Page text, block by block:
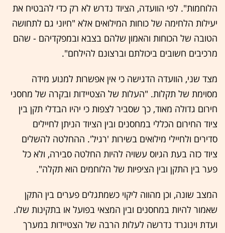
הלוחמות". לפי הוועדה, הציוד נדרש לא רק כדי להבטיח את
יעילות הלחימה של כוחות המילואים אלא "חיוני גם לתחושה
הטובה של הכוחות והאמון שלהם בצבא ובמפקדיהם - שהם
מרכיבים חשובים ביכולתם וברצונם להילחם".
מצד שני, הוועדה הדגישה כי אין אפשרות למנוע מידה
מסוימת של תקלות. "העלות של הצטיידות ובקרה של מחסני
חירום גדולה מאוד, כך שסביר לצפות כי יהיו הבדלי תקן בין
ציוד החירום הכללי במחסנים ובין הציוד הניתן לחיילים
סדירים ולחיילי מילואים בשירות 'רגיל'. ההחלטה להשלים
ציוד כזה בעת הגיוס עשויה להיות החלטה סבירה, ולא כל
פער בין התקן ובין הציפיות של הלוחמים הוא תקלה".
המצב שונה, וכן מהווה ליקוי כשמתגלים פערים בין התקן
שאמור להיות במחסנים ובין המצאי בפועל או בתקינות שלו.
ועדת וינוגרד נדרשה לעלות הרבה של הצטיידות במערך